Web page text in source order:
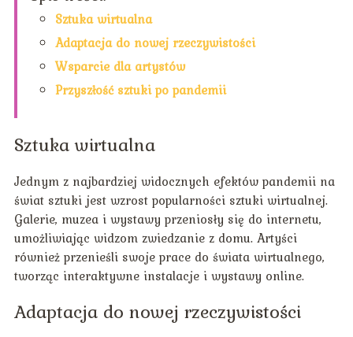
Sztuka wirtualna
Adaptacja do nowej rzeczywistości
Wsparcie dla artystów
Przyszłość sztuki po pandemii
Sztuka wirtualna
Jednym z najbardziej widocznych efektów pandemii na
świat sztuki jest wzrost popularności sztuki wirtualnej.
Galerie, muzea i wystawy przeniosły się do internetu,
umożliwiając widzom zwiedzanie z domu. Artyści
również przenieśli swoje prace do świata wirtualnego,
tworząc interaktywne instalacje i wystawy online.
Adaptacja do nowej rzeczywistości